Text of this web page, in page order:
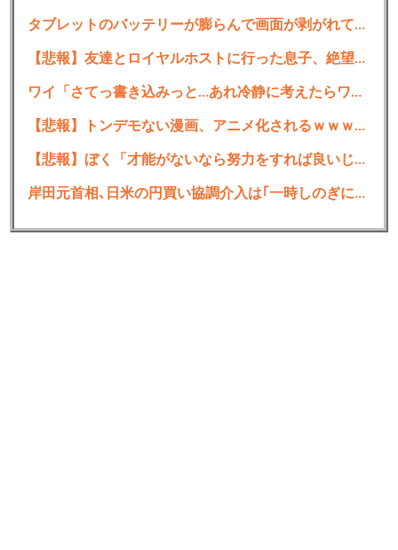
存在しない
底辺
学校の先生
思考 2023/02/07(火) 18:51:50.04 ID:KeoTp9lNr
タブレットのバッテリーが膨らんで画面が剥がれてきたんやが
【悲報】友達とロイヤルホストに行った息子、絶望ｗｗｗｗｗｗｗ
ワイ「さてっ書き込みっと…あれ冷静に考えたらワイ間違ってるわ」←これの対処法
【悲報】トンデモない漫画、アニメ化されるｗｗｗｗｗｗｗｗｗ
【悲報】ぼく「才能がないなら努力をすれば良いじゃない」お前ら「努力できるのも才能だよ」
岸田元首相､日米の円買い協調介入は｢一時しのぎに過ぎない｣｢財政政策､金融政策でやるべきことをしっかりやっておくことが大事｣